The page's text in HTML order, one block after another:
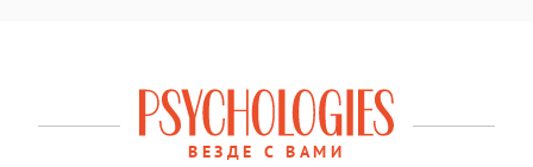
ВЕЗДЕ С ВАМИ